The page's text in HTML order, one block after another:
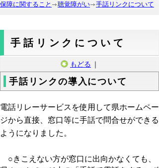
保障に関すること
聴覚障がい 手話リンクについて
手話リンクについて
もどる ｜
手話リンクの導入について
電話リレーサービスを使用して県ホームペー
ジから直接、窓口等に手話で問合せができる
ようになりました。
○きこえない方が窓口に出向かなくても、